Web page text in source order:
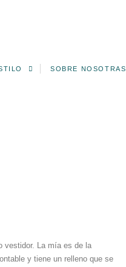
SOBRE NOSOTRAS
vestidor. La mía es de la
y tiene un relleno que se